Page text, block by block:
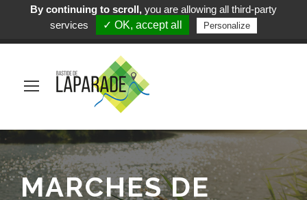
Mairie de Laparade
(+33) 5 53 84 05 19
MARCHES DE
By continuing to scroll,you are allowing all third-party
services
✓ OK, accept all Personalize